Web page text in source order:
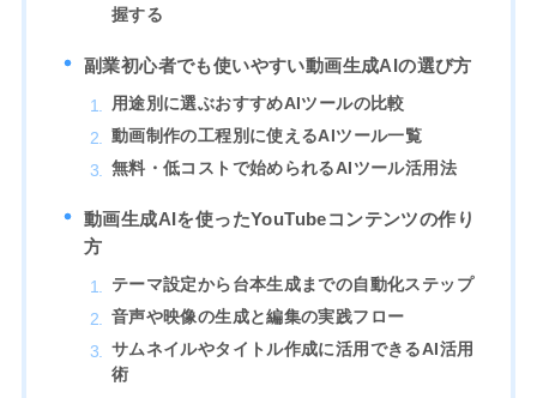
握する
副業初心者でも使いやすい動画生成AIの選び方
用途別に選ぶおすすめAIツールの比較
動画制作の工程別に使えるAIツール一覧
無料・低コストで始められるAIツール活用法
動画生成AIを使ったYouTubeコンテンツの作り
方
テーマ設定から台本生成までの自動化ステップ
音声や映像の生成と編集の実践フロー
サムネイルやタイトル作成に活用できるAI活用
術